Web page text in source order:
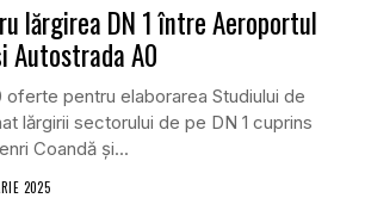
lărgirea DN 1 între Aeroportul
Autostrada A0
pentru elaborarea Studiului de
lărgirii sectorului de pe DN 1 cuprins
Coandă și...
2025